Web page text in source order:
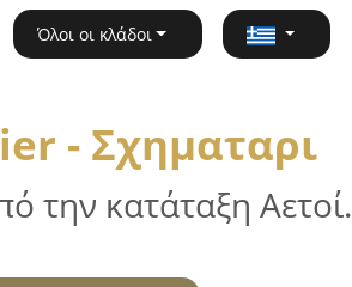
Όλοι οι κλάδοι
- Σχηματαρι
την κατάταξη Αετοί.